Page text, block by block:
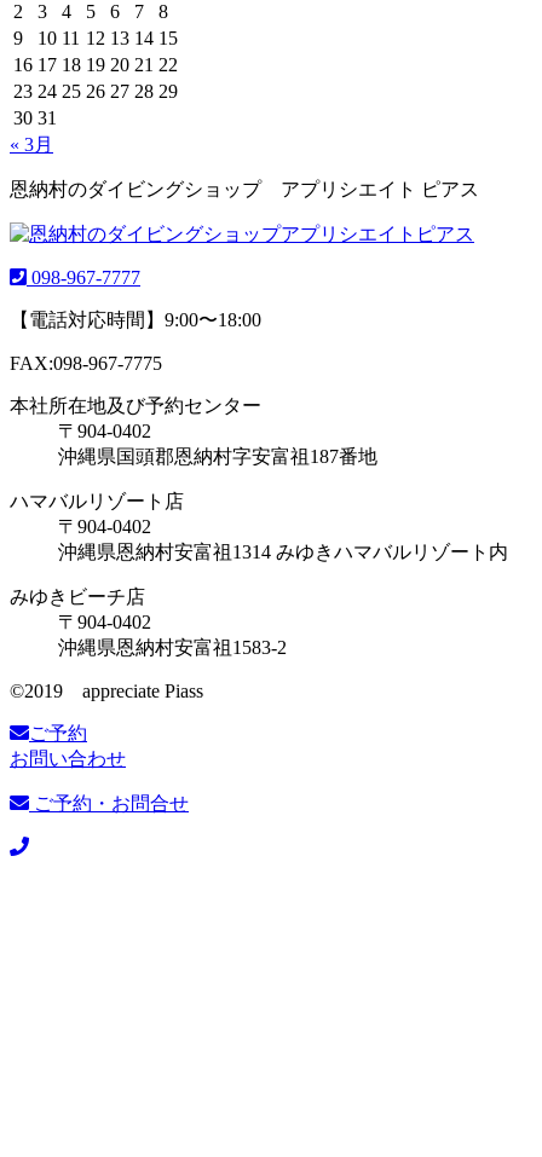
2
3 4 5 6 7
8
9
10 11 12 13 14 15
16 17 18 19 20 21 22
23 24 25 26 27 28 29
30 31
« 3月
恩納村のダイビングショップ アプリシエイト ピアス
098-967-7777
【電話対応時間】9:00〜18:00
FAX:098-967-7775
本社所在地及び予約センター
〒904-0402
沖縄県国頭郡恩納村字安富祖187番地
ハマバルリゾート店
〒904-0402
沖縄県恩納村安富祖1314 みゆきハマバルリゾート内
みゆきビーチ店
〒904-0402
沖縄県恩納村安富祖1583-2
©️2019 appreciate Piass
ご予約
お問い合わせ
ご予約・お問合せ